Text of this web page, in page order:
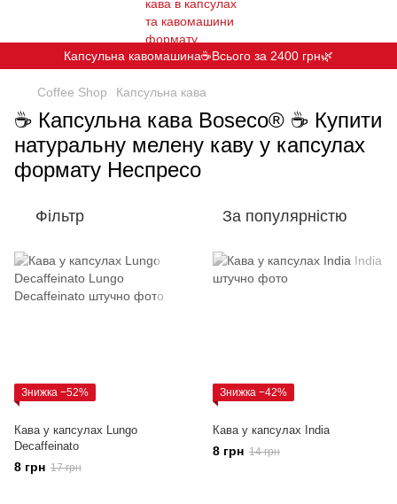
Капсульна кавомашина☕️Всього за 2400 грн🌿
Coffee Shop Капсульна кава
☕ Капсульна кава Boseco® ☕ Купити
натуральну мелену каву у капсулах
формату Неспресо
Фільтр За популярністю
Знижка −52%
Кава у капсулах Lungo
Decaffeinato
8 грн 17 грн
Знижка −42%
Кава у капсулах India
8 грн 14 грн